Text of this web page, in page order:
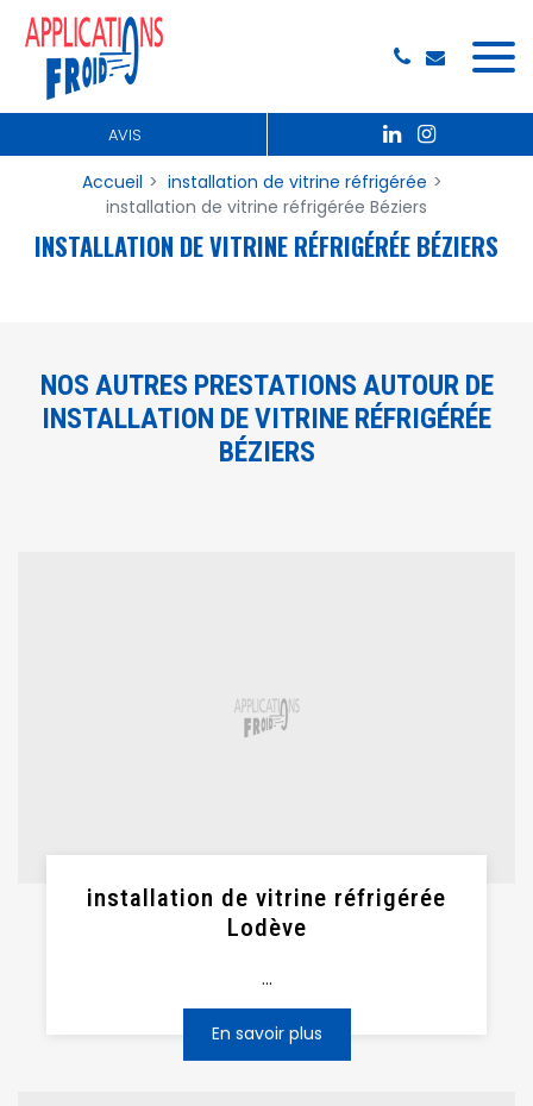
AVIS
Accueil
installation de vitrine réfrigérée
installation de vitrine réfrigérée Béziers
INSTALLATION DE VITRINE RÉFRIGÉRÉE BÉZIERS
NOS AUTRES PRESTATIONS AUTOUR DE
INSTALLATION DE VITRINE RÉFRIGÉRÉE
BÉZIERS
installation de vitrine réfrigérée
Lodève
...
En savoir plus
Panneau de gestion des cookies